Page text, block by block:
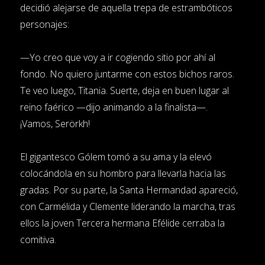
decidió alejarse de aquella trepa de estrambóticos
personajes:
—Yo creo que voy a ir cogiendo sitio por ahí al
fondo. No quiero juntarme con estos bichos raros.
Te veo luego, Titania. Suerte, deja en buen lugar al
reino faérico —dijo animando a la finalista—.
¡Vamos, Serörkh!
El gigantesco Gólem tomó a su ama y la elevó
colocándola en su hombro para llevarla hacia las
gradas. Por su parte, la Santa Hermandad apareció,
con Carmélida y Clemente liderando la marcha, tras
ellos la joven Tercera hermana Efélide cerraba la
comitiva.